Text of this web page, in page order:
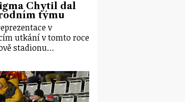
Chytil dal
týmu
v
utkání v tomto roce
stadionu…